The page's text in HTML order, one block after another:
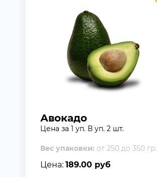
Авокадо
Цена за 1 уп. В уп. 2 шт.
Вес упаковки: от 250 до 350 гр.
Цена: 189.00 руб